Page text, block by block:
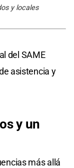
y locales
del SAME
asistencia y
y un
más allá